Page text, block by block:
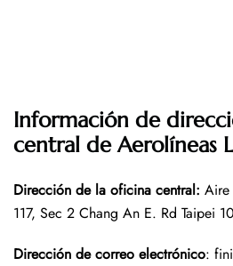
Información de
central de Aerolíneas
Dirección de la oficina central: Aire
117, Sec 2 Chang An E. Rd Taipei
Dirección de correo electrónico: